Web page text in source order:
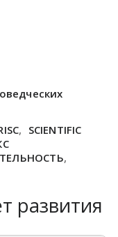
, SCIENTIFIC
,
развития